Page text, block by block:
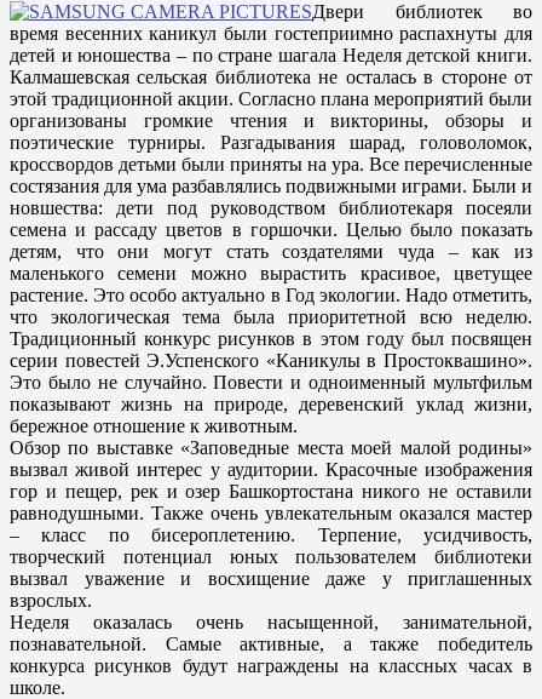
Двери библиотек во
время весенних каникул были гостеприимно распахнуты для
детей и юношества – по стране шагала Неделя детской книги.
Калмашевская сельская библиотека не осталась в стороне от
этой традиционной акции. Согласно плана мероприятий были
организованы громкие чтения и викторины, обзоры и
поэтические турниры. Разгадывания шарад, головоломок,
кроссвордов детьми были приняты на ура. Все перечисленные
состязания для ума разбавлялись подвижными играми. Были и
новшества: дети под руководством библиотекаря посеяли
семена и рассаду цветов в горшочки. Целью было показать
детям, что они могут стать создателями чуда – как из
маленького семени можно вырастить красивое, цветущее
растение. Это особо актуально в Год экологии. Надо отметить,
что экологическая тема была приоритетной всю неделю.
Традиционный конкурс рисунков в этом году был посвящен
серии повестей Э.Успенского «Каникулы в Простоквашино».
Это было не случайно. Повести и одноименный мультфильм
показывают жизнь на природе, деревенский уклад жизни,
бережное отношение к животным.
Обзор по выставке «Заповедные места моей малой родины»
вызвал живой интерес у аудитории. Красочные изображения
гор и пещер, рек и озер Башкортостана никого не оставили
равнодушными. Также очень увлекательным оказался мастер
– класс по бисероплетению. Терпение, усидчивость,
творческий потенциал юных пользователем библиотеки
вызвал уважение и восхищение даже у приглашенных
взрослых.
Неделя оказалась очень насыщенной, занимательной,
познавательной. Самые активные, а также победитель
конкурса рисунков будут награждены на классных часах в
школе.